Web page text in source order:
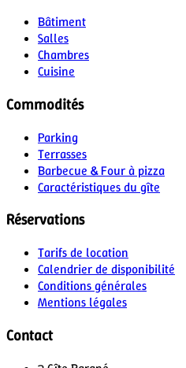
Bâtiment
Salles
Chambres
Cuisine
Commodités
Parking
Terrasses
Barbecue & Four à pizza
Caractéristiques du gîte
Réservations
Tarifs de location
Calendrier de disponibilité
Conditions générales
Mentions légales
Contact